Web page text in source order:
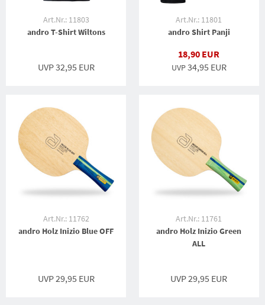
Art.Nr.: 11803
andro T-Shirt Wiltons
UVP 32,95 EUR
Art.Nr.: 11801
andro Shirt Panji
18,90 EUR
UVP34,95 EUR
Art.Nr.: 11762
andro Holz Inizio Blue OFF
UVP 29,95 EUR
Art.Nr.: 11761
andro Holz Inizio Green
ALL
UVP 29,95 EUR